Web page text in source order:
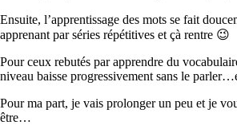
Ensuite, l’apprentissage des mots se fait
apprenant par séries répétitives et çà rentre 😉
Pour ceux rebutés par apprendre du
niveau baisse progressivement sans le
Pour ma part, je vais prolonger un peu et je
être…